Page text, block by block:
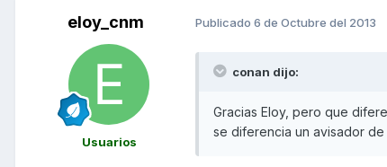
eloy_cnm
Usuarios
Publicado 6 de Octubre del 2013
conan dijo:
Gracias Eloy, pero que
se diferencia un avisador